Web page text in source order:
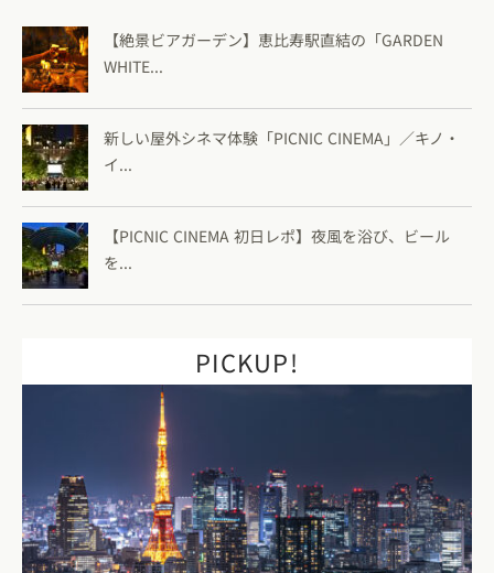
【絶景ビアガーデン】恵比寿駅直結の「GARDEN
WHITE...
新しい屋外シネマ体験「PICNIC CINEMA」／キノ・
イ...
【PICNIC CINEMA 初日レポ】夜風を浴び、ビール
を...
PICKUP!